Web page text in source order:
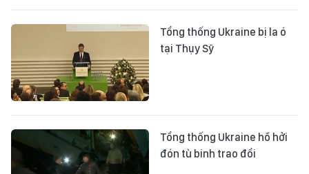
Tổng thống Ukraine bị la ó
tại Thụy Sỹ
Tổng thống Ukraine hồ hởi
đón tù binh trao đổi